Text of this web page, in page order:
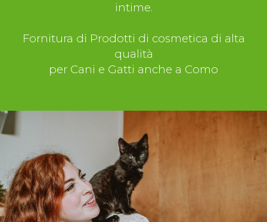
intime.
Fornitura di Prodotti di cosmetica di alta
qualità
per Cani e Gatti anche a Como